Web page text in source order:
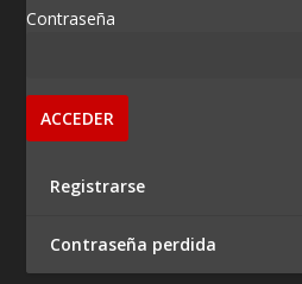
Contraseña
Registrarse
Contraseña perdida